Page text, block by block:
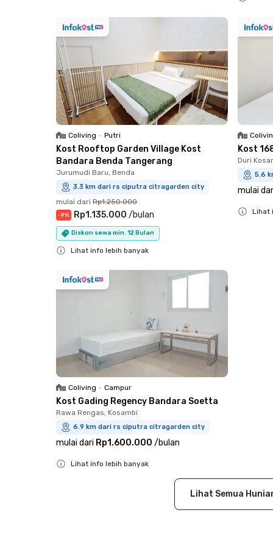
Coliving • Putri
Kost Rooftop Garden Village Kost
Bandara Benda Tangerang
Jurumudi Baru, Benda
3.3 km dari rs ciputra citragarden city
mulai dari Rp1.250.000
-9% Rp1.135.000 /bulan
Diskon sewa min. 12 Bulan
Lihat info lebih banyak
Kost
Duri
5.6
mulai
Lihat
Coliving • Campur
Kost Gading Regency Bandara Soetta
Rawa Rengas, Kosambi
6.9 km dari rs ciputra citragarden city
mulai dari Rp1.600.000 /bulan
Lihat info lebih banyak
Lihat Semua